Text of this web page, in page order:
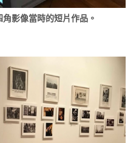
影像當時的短片作品。